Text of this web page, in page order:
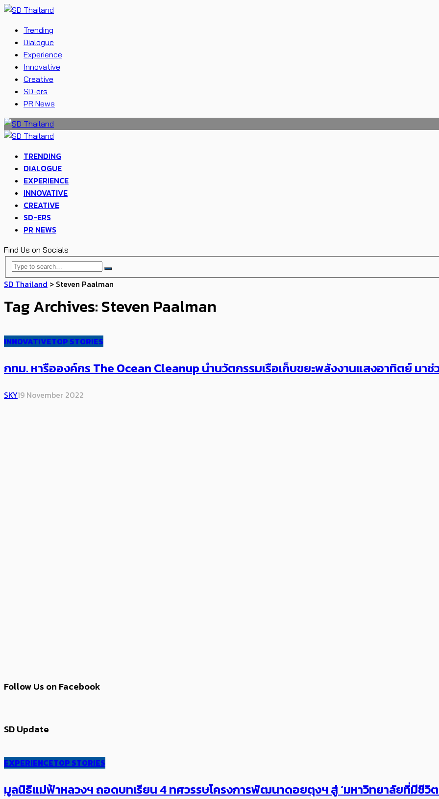
Trending
Dialogue
Experience
Innovative
Creative
SD-ers
PR News
TRENDING
DIALOGUE
EXPERIENCE
INNOVATIVE
CREATIVE
SD-ERS
PR NEWS
Find Us on Socials
SD Thailand > Steven Paalman
Tag Archives: Steven Paalman
INNOVATIVETOP STORIES
กทม. หารือองค์กร The Ocean Cleanup นำนวัตกรรมเรือเก็บขยะพลังงานแสงอาทิตย์ มาช่
SKY19 November 2022
Follow Us on Facebook
SD Update
EXPERIENCETOP STORIES
มูลนิธิแม่ฟ้าหลวงฯ ถอดบทเรียน 4 ทศวรรษโครงการพัฒนาดอยตุงฯ สู่ ‘มหาวิทยาลัยที่มีชี